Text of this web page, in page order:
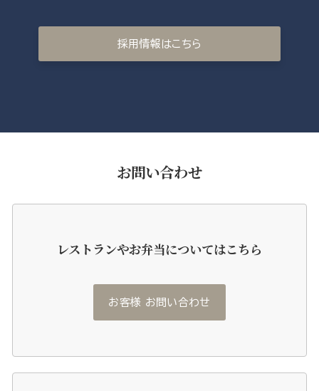
採用情報はこちら
お問い合わせ
レストランやお弁当についてはこちら
お客様 お問い合わせ